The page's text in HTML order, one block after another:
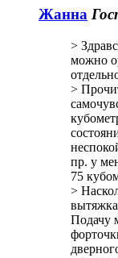
Жанна
>
можно
>
пр. у
75
>
Подачу